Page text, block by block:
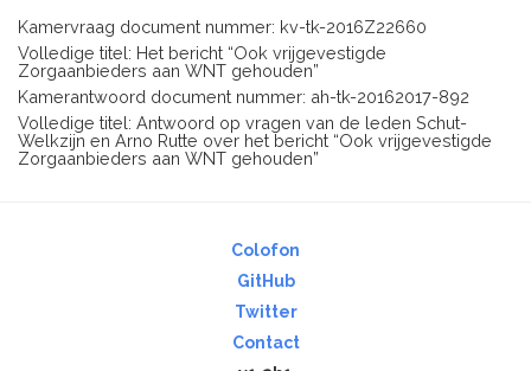
Kamervraag document nummer: kv-tk-2016Z22660
Volledige titel: Het bericht “Ook vrijgevestigde
Zorgaanbieders aan WNT gehouden”
Kamerantwoord document nummer: ah-tk-20162017-892
Volledige titel: Antwoord op vragen van de leden Schut-
Welkzijn en Arno Rutte over het bericht “Ook vrijgevestigde
Zorgaanbieders aan WNT gehouden”
Colofon
GitHub
Twitter
Contact